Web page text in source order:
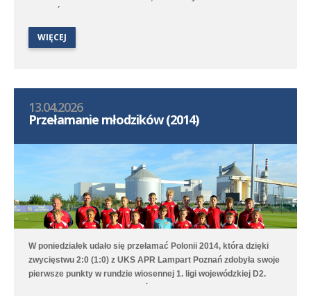
1:6 z UKS APR Lampart Poznań/Mosina, a młodziczki przegrały
2:6 z Avią II Kamionki.
WIĘCEJ
13.04.2026
Przełamanie młodzików (2014)
W poniedziałek udało się przełamać Polonii 2014, która dzięki
zwycięstwu 2:0 (1:0) z UKS APR Lampart Poznań zdobyła swoje
pierwsze punkty w rundzie wiosennej 1. ligi wojewódzkiej D2.